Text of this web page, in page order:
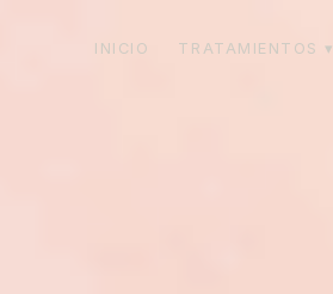
INICIO TRATAMIENTOS ▾